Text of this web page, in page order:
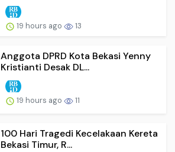
19 hours ago 13
Anggota DPRD Kota Bekasi Yenny
Kristianti Desak DL...
19 hours ago 11
100 Hari Tragedi Kecelakaan Kereta
Bekasi Timur, R...